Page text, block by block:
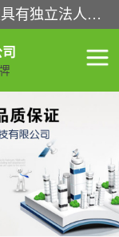
厦门晶鼎自动化科技有限公司是一家具有独立法人资格的高新技术企业；代理销售的产品有台湾威纶触摸屏，魏德米勒全系列，永宏触摸屏,威纶触摸屏,台湾威纶weinview触摸屏,台湾永宏PLC，FATEK,永宏伺服,图儿克总线，施耐德，欧姆龙，西门子，富士变频，K&N蓝系列， BUSSMANN，松下变频器，丹佛斯变频器等。
闽台威纶触摸
接线端子
电源